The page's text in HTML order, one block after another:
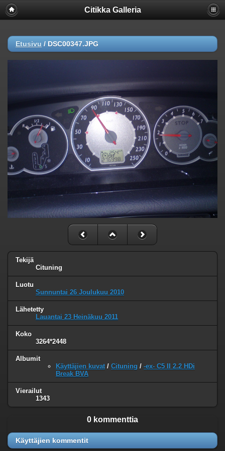
Citikka Galleria
Etusivu / DSC00347.JPG
Tekijä
Cituning
Luotu
Sunnuntai 26 Joulukuu 2010
Lähetetty
Lauantai 23 Heinäkuu 2011
Koko
3264*2448
Albumit
Käyttäjien kuvat / Cituning / -ex- C5 II 2.2 HDi
Break BVA
Vierailut
1343
0 kommenttia
Käyttäjien kommentit